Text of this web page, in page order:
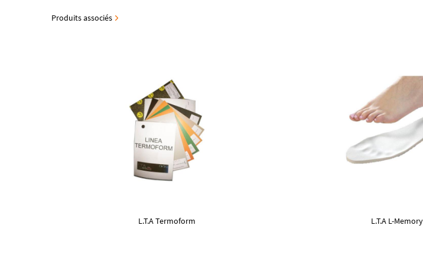
Produits associés
L.T.A Termoform L.T.A L-Memory